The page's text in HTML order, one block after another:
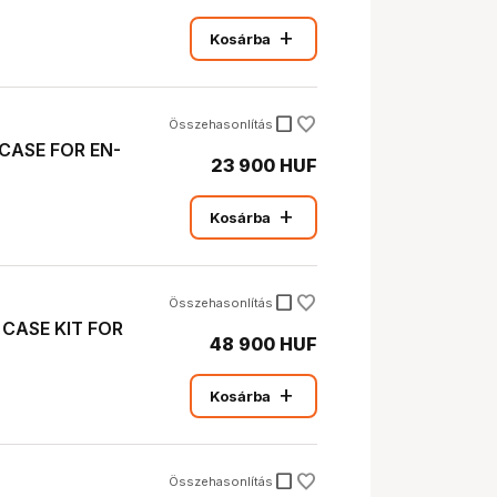
Kosárba add
FOR EN-
Összehasonlítás check_box_outline_blank
23 900 HUF
Kosárba add
KIT FOR
Összehasonlítás check_box_outline_blank
48 900 HUF
Kosárba add
Összehasonlítás check_box_outline_blank